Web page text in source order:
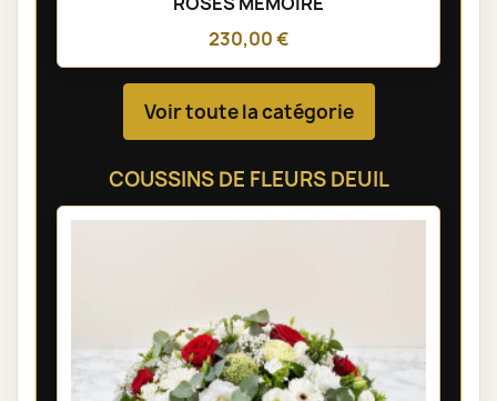
230,00 €
Voir toute la catégorie
COUSSINS DE FLEURS DEUIL